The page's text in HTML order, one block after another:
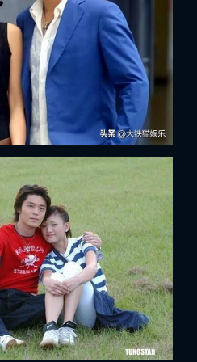
x
NHẬP